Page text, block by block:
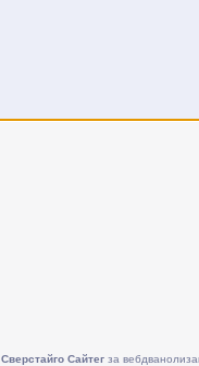
Сверстайго Сайтег за